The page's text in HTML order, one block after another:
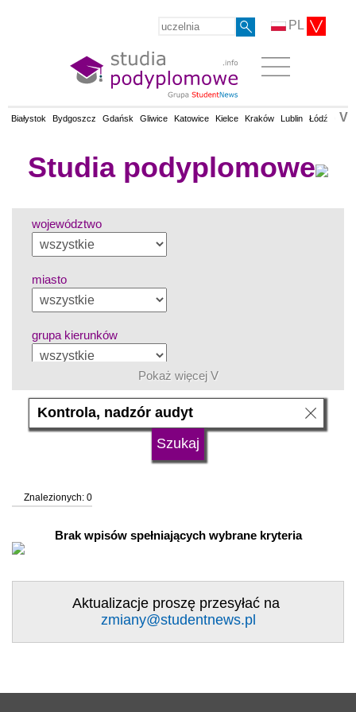
PL
Białystok Bydgoszcz Gdańsk Gliwice Katowice Kielce Kraków Lublin Łódź V
Studia podyplomowe
województwo
miasto
grupa kierunków
język
status uczelni
Pokaż więcej V
Znalezionych: 0
Brak wpisów spełniających wybrane kryteria
Aktualizacje proszę przesyłać na
zmiany@studentnews.pl